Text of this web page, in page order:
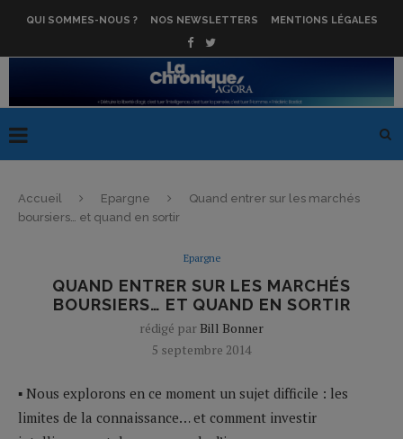
QUI SOMMES-NOUS ? NOS NEWSLETTERS MENTIONS LÉGALES
Accueil Epargne
Quand entrer sur les marchés
boursiers… et quand en sortir
Epargne
QUAND ENTRER SUR LES MARCHÉS
BOURSIERS… ET QUAND EN SORTIR
rédigé par Bill Bonner
5 septembre 2014
▪ Nous explorons en ce moment un sujet difficile : les
limites de la connaissance… et comment investir